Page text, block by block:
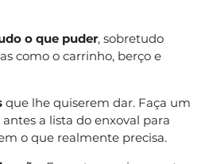
o que puder, sobretudo
como o carrinho, berço e
que lhe quiserem dar. Faça um
a lista do enxoval para
o que realmente precisa.